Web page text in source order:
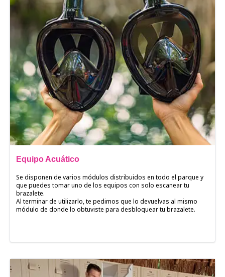
Equipo Acuático
Se disponen de varios módulos distribuidos en todo el parque y
que puedes tomar uno de los equipos con solo escanear tu
brazalete.
Al terminar de utilizarlo, te pedimos que lo devuelvas al mismo
módulo de donde lo obtuviste para desbloquear tu brazalete.